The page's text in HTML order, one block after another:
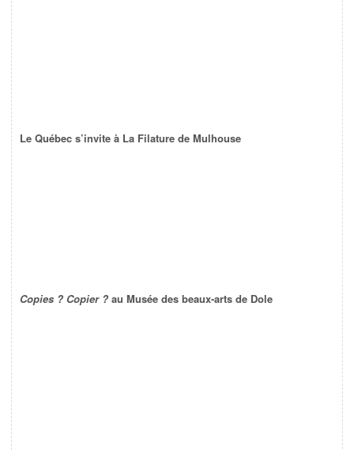
Le Québec s’invite à La Filature de Mulhouse
Copies ? Copier ? au Musée des beaux-arts de Dole